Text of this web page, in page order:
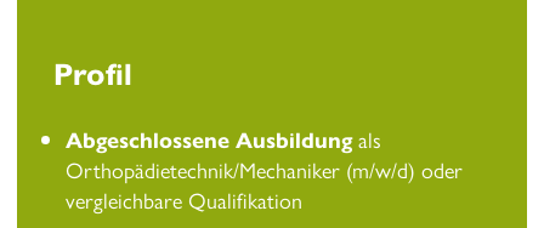
Profil
Abgeschlossene Ausbildungals
Orthopädietechnik/Mechaniker (m/w/d) oder
vergleichbare Qualifikation